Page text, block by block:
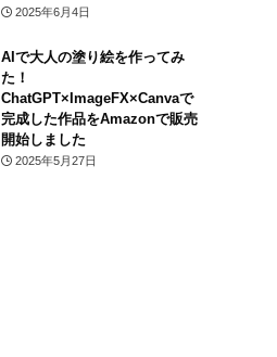
2025年6月4日
AIで大人の塗り絵を作ってみ
た！
ChatGPT×ImageFX×Canvaで
完成した作品をAmazonで販売
開始しました
2025年5月27日